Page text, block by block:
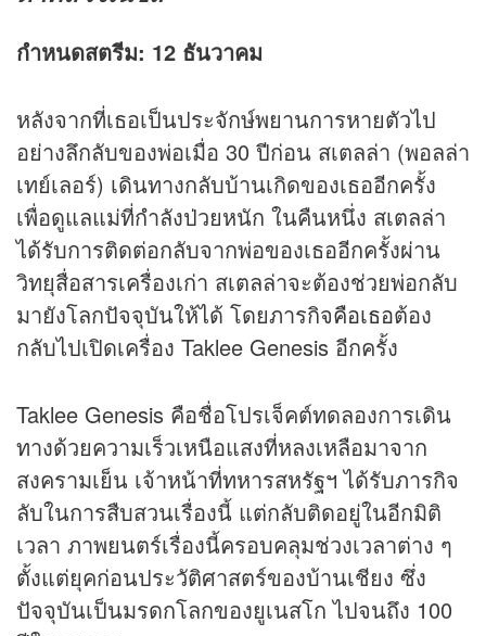
กำหนดสตรีม: 12 ธันวาคม
หลังจากที่เธอเป็นประจักษ์พยานการหายตัวไป
อย่างลึกลับของพ่อเมื่อ 30 ปีก่อน สเตลล่า (พอลล่า
เทย์เลอร์) เดินทางกลับบ้านเกิดของเธออีกครั้ง
เพื่อดูแลแม่ที่กำลังป่วยหนัก ในคืนหนึ่ง สเตลล่า
ได้รับการติดต่อกลับจากพ่อของเธออีกครั้งผ่าน
วิทยุสื่อสารเครื่องเก่า สเตลล่าจะต้องช่วยพ่อกลับ
มายังโลกปัจจุบันให้ได้ โดยภารกิจคือเธอต้อง
กลับไปเปิดเครื่อง Taklee Genesis อีกครั้ง
Taklee Genesis คือชื่อโปรเจ็คต์ทดลองการเดิน
ทางด้วยความเร็วเหนือแสงที่หลงเหลือมาจาก
สงครามเย็น เจ้าหน้าที่ทหารสหรัฐฯ ได้รับภารกิจ
ลับในการสืบสวนเรื่องนี้ แต่กลับติดอยู่ในอีกมิติ
เวลา ภาพยนตร์เรื่องนี้ครอบคลุมช่วงเวลาต่าง ๆ
ตั้งแต่ยุคก่อนประวัติศาสตร์ของบ้านเชียง ซึ่ง
ปัจจุบันเป็นมรดกโลกของยูเนสโก ไปจนถึง 100